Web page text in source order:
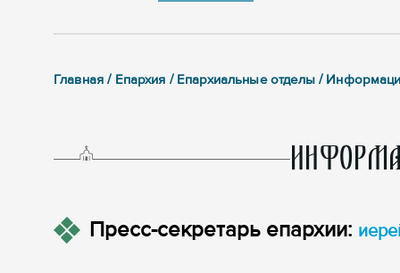
Главная / Епархия / Епархиальные отделы /
Пресс-секретарь епархии: